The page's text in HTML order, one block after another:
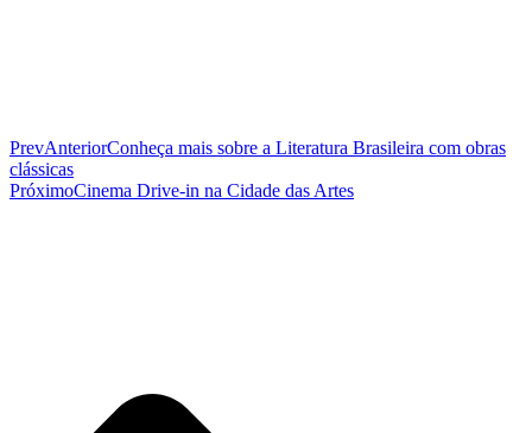
PrevAnteriorConheça mais sobre a Literatura Brasileira com obras
clássicas
PróximoCinema Drive-in na Cidade das Artes